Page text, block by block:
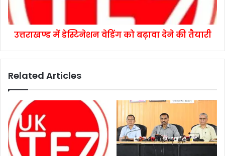
उत्तराखण्ड में डेस्टिनेशन वेडिंग को बढ़ावा देने की तैयारी
Related Articles